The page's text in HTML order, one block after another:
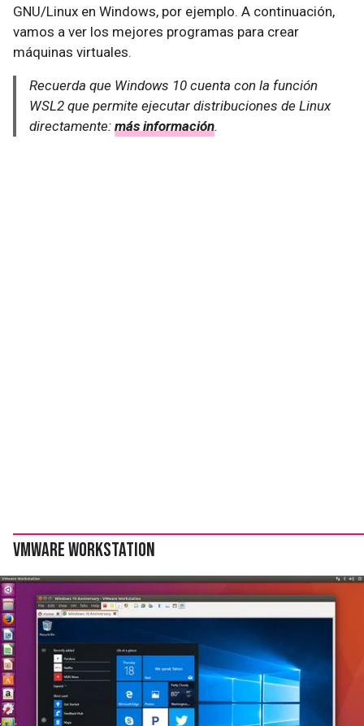
GNU/Linux en Windows, por ejemplo. A continuación,
vamos a ver los mejores programas para crear
máquinas virtuales.
Recuerda que Windows 10 cuenta con la función
WSL2 que permite ejecutar distribuciones de Linux
directamente: más información.
VMware Workstation